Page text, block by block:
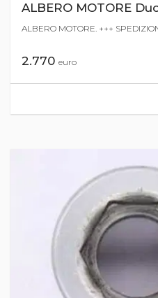
ALBERO MOTORE
ALBERO MOTORE. +++
2.770 euro